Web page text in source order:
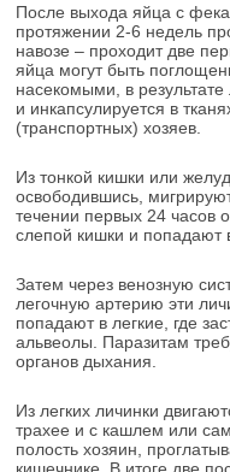
После выхода яйца с
протяжении 2-6 недель
навозе – проходит две
яйца могут быть
насекомыми, в
и инкапсулируется в
(транспортных) хозяев.
Из тонкой кишки или
освободившись,
течении первых 24 часов
слепой кишки и попадают
Затем через венозную
легочную артерию эти
попадают в легкие, где
альвеолы. Паразитам
органов дыхания.
Из легких личинки
трахее и с кашлем или
полость хозяин,
кишечнике. В итоге две